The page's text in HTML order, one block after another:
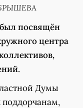
посвящён
центра
Думы